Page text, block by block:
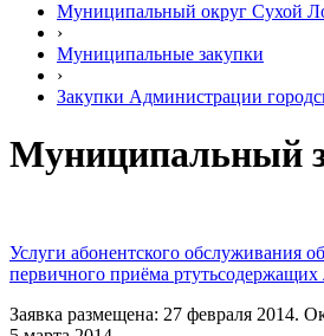
Муниципальный округ Сухой
›
Муниципальные закупки
›
Закупки Администрации
Муниципальный
Услуги абонентского обслуживания
первичного приёма ртутьсодержащих
Заявка размещена: 27 февраля 2014.